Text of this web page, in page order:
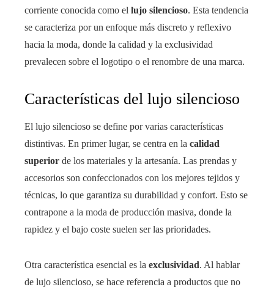
corriente conocida como el lujo silencioso. Esta tendencia
se caracteriza por un enfoque más discreto y reflexivo
hacia la moda, donde la calidad y la exclusividad
prevalecen sobre el logotipo o el renombre de una marca.
Características del lujo silencioso
El lujo silencioso se define por varias características
distintivas. En primer lugar, se centra en la calidad
superior de los materiales y la artesanía. Las prendas y
accesorios son confeccionados con los mejores tejidos y
técnicas, lo que garantiza su durabilidad y confort. Esto se
contrapone a la moda de producción masiva, donde la
rapidez y el bajo coste suelen ser las prioridades.
Otra característica esencial es la exclusividad. Al hablar
de lujo silencioso, se hace referencia a productos que no